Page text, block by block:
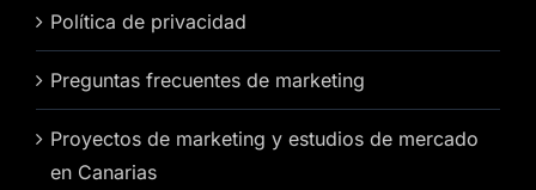
Política de privacidad
Preguntas frecuentes de marketing
Proyectos de marketing y estudios de mercado
en Canarias